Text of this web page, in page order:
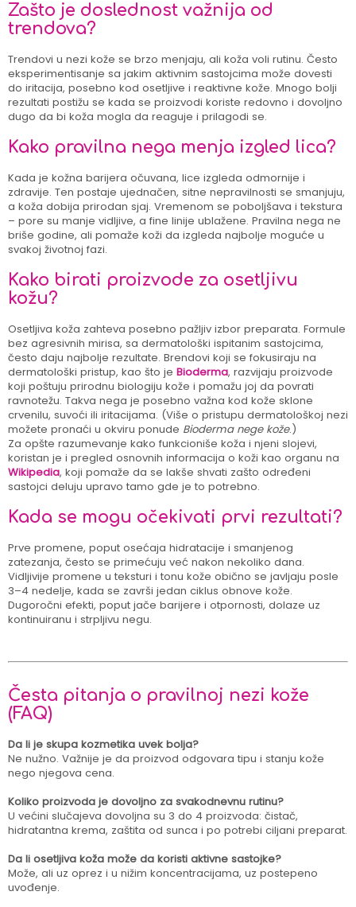
Zašto je doslednost važnija od
trendova?
Trendovi u nezi kože se brzo menjaju, ali koža voli rutinu. Često
eksperimentisanje sa jakim aktivnim sastojcima može dovesti
do iritacija, posebno kod osetljive i reaktivne kože. Mnogo bolji
rezultati postižu se kada se proizvodi koriste redovno i dovoljno
dugo da bi koža mogla da reaguje i prilagodi se.
Kako pravilna nega menja izgled lica?
Kada je kožna barijera očuvana, lice izgleda odmornije i
zdravije. Ten postaje ujednačen, sitne nepravilnosti se smanjuju,
a koža dobija prirodan sjaj. Vremenom se poboljšava i tekstura
– pore su manje vidljive, a fine linije ublažene. Pravilna nega ne
briše godine, ali pomaže koži da izgleda najbolje moguće u
svakoj životnoj fazi.
Kako birati proizvode za osetljivu
kožu?
Osetljiva koža zahteva posebno pažljiv izbor preparata. Formule
bez agresivnih mirisa, sa dermatološki ispitanim sastojcima,
često daju najbolje rezultate. Brendovi koji se fokusiraju na
dermatološki pristup, kao što je Bioderma, razvijaju proizvode
koji poštuju prirodnu biologiju kože i pomažu joj da povrati
ravnotežu. Takva nega je posebno važna kod kože sklone
crvenilu, suvoći ili iritacijama. (Više o pristupu dermatološkoj nezi
možete pronaći u okviru ponude Bioderma nege kože.)
Za opšte razumevanje kako funkcioniše koža i njeni slojevi,
koristan je i pregled osnovnih informacija o koži kao organu na
Wikipedia, koji pomaže da se lakše shvati zašto određeni
sastojci deluju upravo tamo gde je to potrebno.
Kada se mogu očekivati prvi rezultati?
Prve promene, poput osećaja hidratacije i smanjenog
zatezanja, često se primećuju već nakon nekoliko dana.
Vidljivije promene u teksturi i tonu kože obično se javljaju posle
3–4 nedelje, kada se završi jedan ciklus obnove kože.
Dugoročni efekti, poput jače barijere i otpornosti, dolaze uz
kontinuiranu i strpljivu negu.
Česta pitanja o pravilnoj nezi kože
(FAQ)
Da li je skupa kozmetika uvek bolja?
Ne nužno. Važnije je da proizvod odgovara tipu i stanju kože
nego njegova cena.
Koliko proizvoda je dovoljno za svakodnevnu rutinu?
U većini slučajeva dovoljna su 3 do 4 proizvoda: čistač,
hidratantna krema, zaštita od sunca i po potrebi ciljani preparat.
Da li osetljiva koža može da koristi aktivne sastojke?
Može, ali uz oprez i u nižim koncentracijama, uz postepeno
uvođenje.